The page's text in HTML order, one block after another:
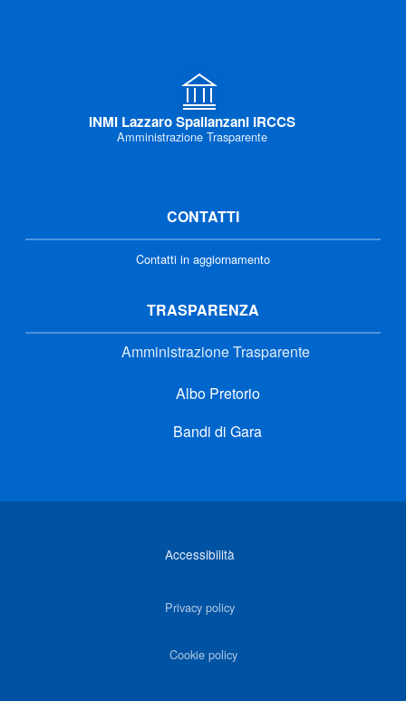
INMI Lazzaro Spallanzani IRCCS
Amministrazione Trasparente
CONTATTI
Contatti in aggiornamento
TRASPARENZA
Amministrazione Trasparente
Albo Pretorio
Bandi di Gara
Accessibilità
Privacy policy
Cookie policy